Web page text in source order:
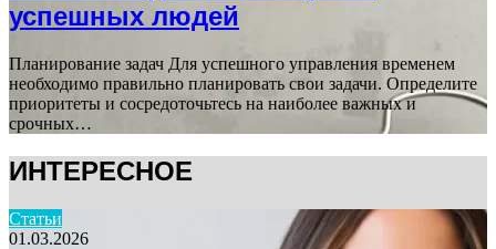
успешных людей
Планирование задач Для успешного управления временем
необходимо правильно планировать свои задачи. Определите
приоритеты и сосредоточьтесь на наиболее важных и
срочных…
ИНТЕРЕСНОЕ
Статьи
01.03.2026